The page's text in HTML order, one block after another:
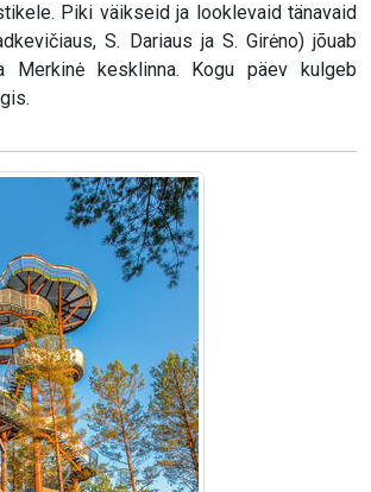
Piki väikseid ja looklevaid tänavaid
S. Dariaus ja S. Girėno) jõuab
Merkinė kesklinna. Kogu päev kulgeb